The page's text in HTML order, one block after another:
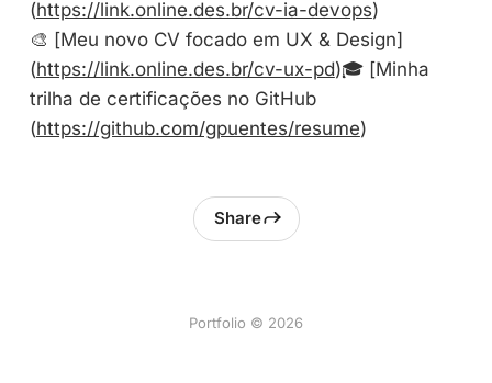
(https://link.online.des.br/cv-ia-devops)
🎨 [Meu novo CV focado em UX & Design]
(https://link.online.des.br/cv-ux-pd)🎓 [Minha
trilha de certificações no GitHub
(https://github.com/gpuentes/resume)
Share
Portfolio © 2026